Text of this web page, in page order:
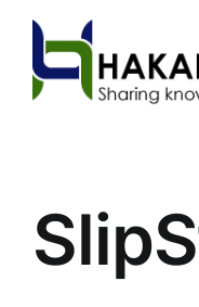
content